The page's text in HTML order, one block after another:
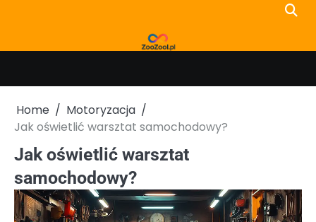
Home
Motoryzacja
Jak oświetlić warsztat samochodowy?
Jak oświetlić warsztat
samochodowy?